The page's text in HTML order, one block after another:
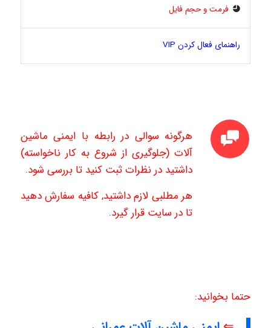
فرمت و حجم فایل
راهنمای فعال کردن VIP
هرگونه سوالی در رابطه با ایمنی ماشین
آلات (جلوگیری از شروع به کار ناخواسته)
داشتید در نظرات ثبت کنید تا بررسی شود.
هر مطلبی لازم داشتید, کافیه سفارش دهید
تا در سایت قرار گیرد.
حتما بخوانید: